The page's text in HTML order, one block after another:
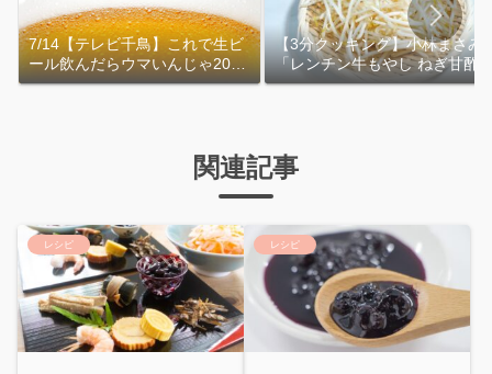
7/14【テレビ千鳥】これで生ビ
ール飲んだらウマいんじゃ2026
｜おおよその作り方
【3分クッキング】小林まさみ
「レンチン牛もやし ねぎ甘酢
れ」作り方
関連記事
レシピ レシピ